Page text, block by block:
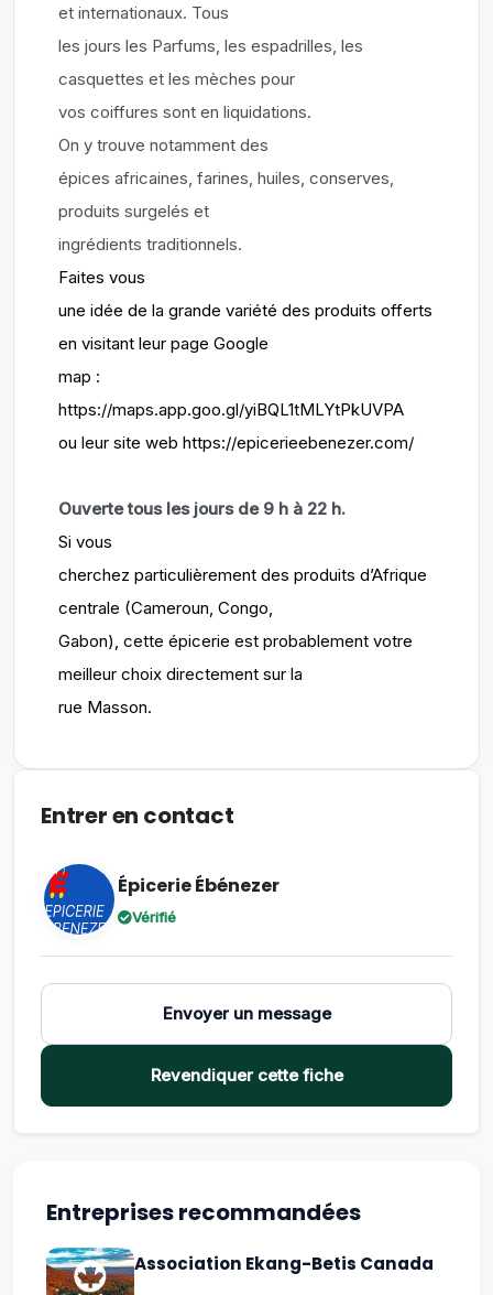
et internationaux. Tous
les jours les Parfums, les espadrilles, les
casquettes et les mèches pour
vos coiffures sont en liquidations.
On y trouve notamment des
épices africaines, farines, huiles, conserves,
produits surgelés et
ingrédients traditionnels.
Faites vous
une idée de la grande variété des produits offerts
en visitant leur page Google
map :
https://maps.app.goo.gl/yiBQL1tMLYtPkUVPA
ou leur site web https://epicerieebenezer.com/
Ouverte tous les jours de 9 h à 22 h.
Si vous
cherchez particulièrement des produits d’Afrique
centrale (Cameroun, Congo,
Gabon), cette épicerie est probablement votre
meilleur choix directement sur la
rue Masson.
Entrer en contact
Épicerie Ébénezer
Vérifié
Envoyer un message
Revendiquer cette fiche
Entreprises recommandées
Association Ekang-Betis Canada